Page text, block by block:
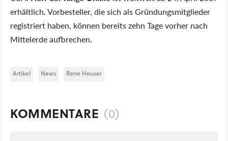
erhältlich. Vorbesteller, die sich als Gründungsmitglieder
registriert haben, können bereits zehn Tage vorher nach
Mittelerde aufbrechen.
Artikel News Rene Heuser
KOMMENTARE (0)